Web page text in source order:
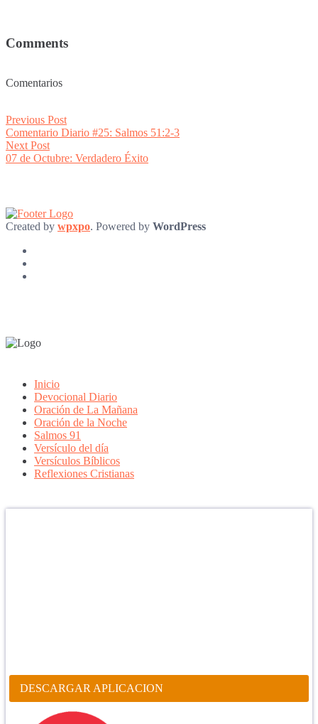
Comments
Comentarios
Post
navigation
Previous PostPrevious
post:
Comentario Diario #25: Salmos 51:2-3
Next PostNext
post:
07 de Octubre: Verdadero Éxito
Created by wpxpo. Powered by WordPress
Inicio
Devocional Diario
Oración de La Mañana
Oración de la Noche
Salmos 91
Versículo del día
Versículos Bíblicos
Reflexiones Cristianas
DESCARGAR APLICACION